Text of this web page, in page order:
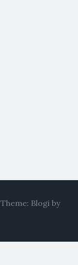
Theme: Blogi by